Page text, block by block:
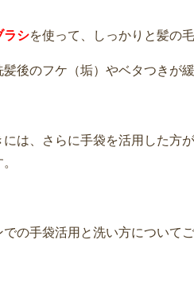
ている方法をご紹介...
ラシを使って、しっかりと髪の
髪後のフケ（垢）やベタつきが
は、さらに手袋を活用した方
の手袋活用と洗い方について